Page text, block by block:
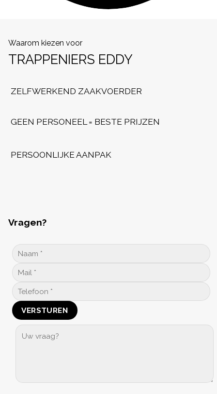
Waarom kiezen voor
TRAPPENIERS EDDY
ZELFWERKEND ZAAKVOERDER
GEEN PERSONEEL = BESTE PRIJZEN
PERSOONLIJKE AANPAK
Vragen?